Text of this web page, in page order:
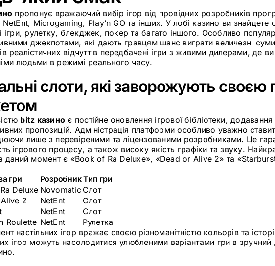
пропонує вражаючий вибір ігор від провідних розробників
NetEnt, Microgaming, Play’n GO та інших. У лобі казино ви знайдете
ігри, рулетку, блекджек, покер та багато іншого. Особливо
джекпотами, які дають гравцям шанс виграти величезні
реалістичних відчуттів передбачені ігри з живими дилерами, де
людьми в режимі реального часу.
слоти, які заворожують своєю
bitz казино є постійне оновлення ігрової бібліотеки,
пропозицій. Адміністрація платформи особливо уважно
лише з перевіреними та ліцензованими розробниками. Це
ігрового процесу, а також високу якість графіки та звуку.
даний момент є «Book of Ra Deluxe», «Dead or Alive 2» та
гри Розробник Тип гри
Deluxe Novomatic Слот
2
NetEnt
Слот
NetEnt
Слот
Roulette NetEnt
Рулетка
настільних ігор вражає своєю різноманітністю кольорів та
ігор можуть насолодитися улюбленими варіантами гри в